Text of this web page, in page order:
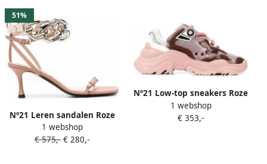
51%
Nº21 Leren sandalen Roze
1 webshop
€ 575,- € 280,-
Nº21 Low-top sneakers Roze
1 webshop
€ 353,-